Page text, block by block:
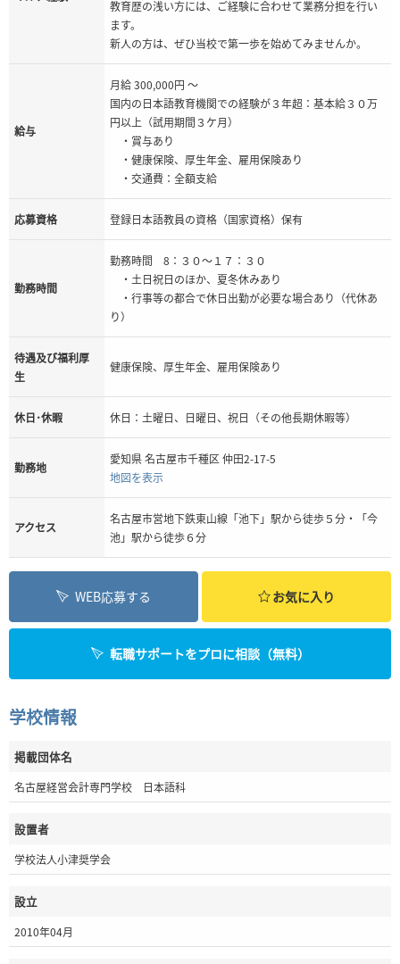
教育歴の浅い方には、ご経験に合わせて業務分担を行い
ます。
新人の方は、ぜひ当校で第一歩を始めてみませんか。
給与
月給 300,000円 ～
国内の日本語教育機関での経験が３年超：基本給３０万
円以上（試用期間３ケ月）
・賞与あり
・健康保険、厚生年金、雇用保険あり
・交通費：全額支給
応募資格 登録日本語教員の資格（国家資格）保有
勤務時間
勤務時間 8：３０～１７：３０
・土日祝日のほか、夏冬休みあり
・行事等の都合で休日出勤が必要な場合あり（代休あ
り）
待遇及び福利厚
生
健康保険、厚生年金、雇用保険あり
休日･休暇 休日：土曜日、日曜日、祝日（その他長期休暇等）
勤務地
愛知県 名古屋市千種区 仲田2-17-5
地図を表示
アクセス
名古屋市営地下鉄東山線「池下」駅から徒歩５分・「今
池」駅から徒歩６分
WEB応募する お気に入り
転職サポートをプロに相談（無料）
学校情報
掲載団体名
名古屋経営会計専門学校 日本語科
設置者
学校法人小津奨学会
設立
2010年04月